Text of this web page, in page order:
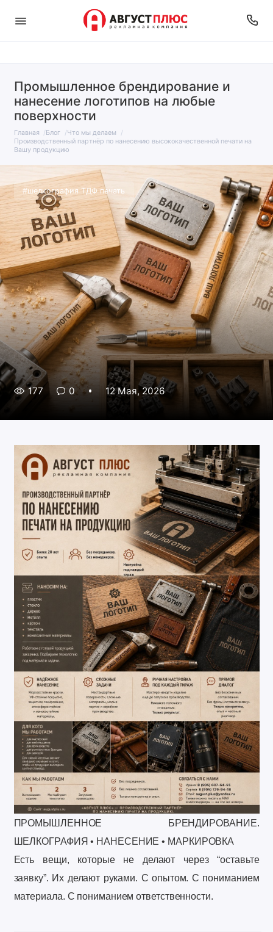
Промышленное брендирование и
нанесение логотипов на любые
поверхности
Главная Блог
Что мы делаем
Производственный партнёр по нанесению высококачественной печати на
Вашу продукцию
#шелкография ТДФ печать
177 0 12 Мая, 2026
ПРОМЫШЛЕННОЕ БРЕНДИРОВАНИЕ.
ШЕЛКОГРАФИЯ • НАНЕСЕНИЕ • МАРКИРОВКА
Есть вещи, которые не делают через “оставьте
заявку”. Их делают руками. С опытом. С пониманием
материала. С пониманием ответственности.